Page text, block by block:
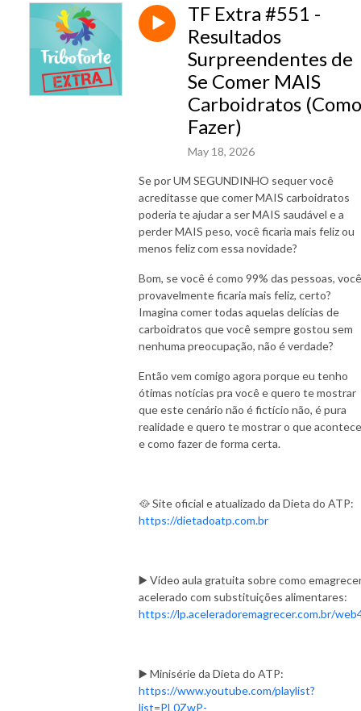
TF Extra #551 -
Resultados
Surpreendentes de
Se Comer MAIS
Carboidratos (Como
Fazer)
May 18, 2026
Se por UM SEGUNDINHO sequer você
acreditasse que comer MAIS carboidratos
poderia te ajudar a ser MAIS saudável e a
perder MAIS peso, você ficaria mais feliz ou
menos feliz com essa novidade?
Bom, se você é como 99% das pessoas, você
provavelmente ficaria mais feliz, certo?
Imagina comer todas aquelas delícias de
carboidratos que você sempre gostou sem
nenhuma preocupação, não é verdade?
Então vem comigo agora porque eu tenho
ótimas notícias pra você e quero te mostrar
que este cenário não é fictício não, é pura
realidade e quero te mostrar o que acontece
e como fazer de forma certa.
🥘 Site oficial e atualizado da Dieta do ATP:
https://dietadoatp.com.br
▶️ Vídeo aula gratuita sobre como
acelerado com substituições alimentares:
https://lp.aceleradoremagrecer.com.br/
▶️ Minisérie da Dieta do ATP:
https://www.youtube.com/playlist?
list=PL0ZwP-